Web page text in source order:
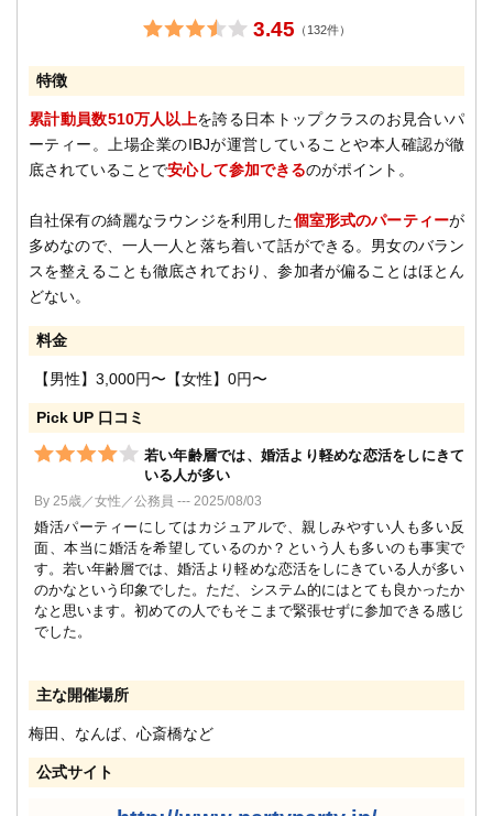
3.45 （132件）
特徴
累計動員数510万人以上を誇る日本トップクラスのお見合いパ
ーティー。上場企業のIBJが運営していることや本人確認が徹
底されていることで安心して参加できるのがポイント。
自社保有の綺麗なラウンジを利用した個室形式のパーティーが
多めなので、一人一人と落ち着いて話ができる。男女のバラン
スを整えることも徹底されており、参加者が偏ることはほとん
どない。
料金
【男性】3,000円〜【女性】0円〜
Pick UP 口コミ
若い年齢層では、婚活より軽めな恋活をしにきて
いる人が多い
By 25歳／女性／公務員 --- 2025/08/03
婚活パーティーにしてはカジュアルで、親しみやすい人も多い反
面、本当に婚活を希望しているのか？という人も多いのも事実で
す。若い年齢層では、婚活より軽めな恋活をしにきている人が多い
のかなという印象でした。ただ、システム的にはとても良かったか
なと思います。初めての人でもそこまで緊張せずに参加できる感じ
でした。
主な開催場所
梅田、なんば、心斎橋など
公式サイト